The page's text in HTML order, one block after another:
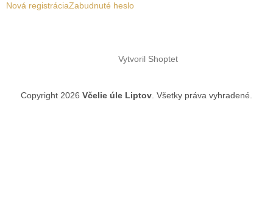
Nová registráciaZabudnuté heslo
Vytvoril Shoptet
Copyright 2026 Včelie úle Liptov. Všetky práva vyhradené.